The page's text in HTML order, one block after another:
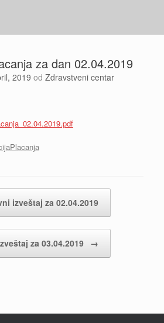
za dan 02.04.2019
2019 od Zdravstveni centar
izveštaj za 02.04.2019
za 03.04.2019 →